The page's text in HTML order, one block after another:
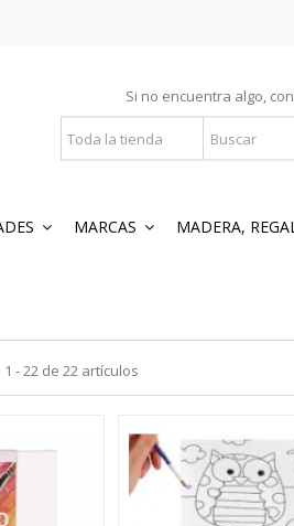
Si no encuentra algo,
MARCAS MADERA,
- 22 de 22 artículos